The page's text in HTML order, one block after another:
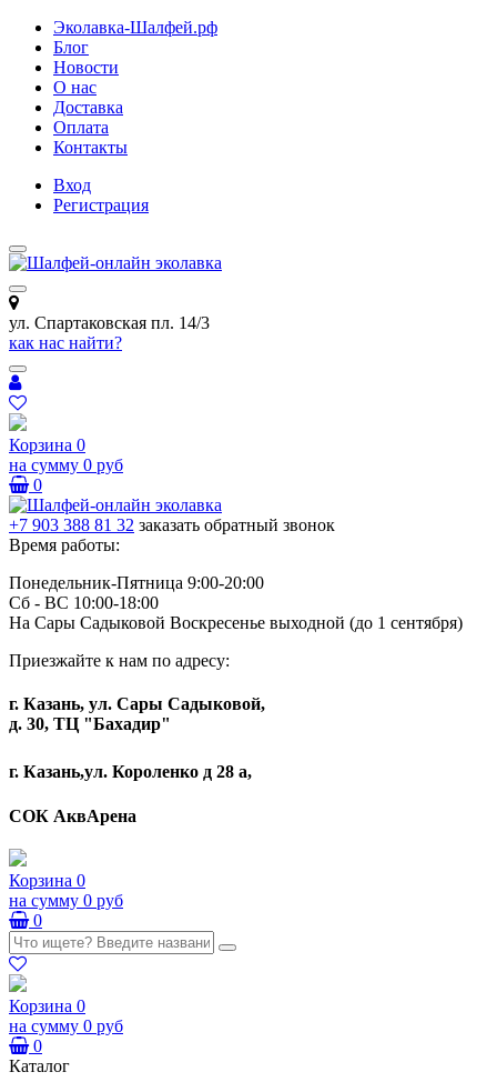
Эколавка-Шалфей.рф
Блог
Новости
О нас
Доставка
Оплата
Контакты
Вход
Регистрация
ул. Спартаковская пл. 14/3
как нас найти?
Корзина 0
на сумму 0 руб
0
+7 903 388 81 32 заказать обратный звонок
Время работы:
Понедельник-Пятница 9:00-20:00
Сб - ВС 10:00-18:00
На Сары Садыковой Воскресенье выходной (до 1 сентября)
Приезжайте к нам по адресу:
г. Казань, ул. Сары Садыковой,
д. 30, ТЦ "Бахадир"
г. Казань,ул. Короленко д 28 а,
СОК АквАрена
Корзина 0
на сумму 0 руб
0
Корзина 0
на сумму 0 руб
0
Каталог